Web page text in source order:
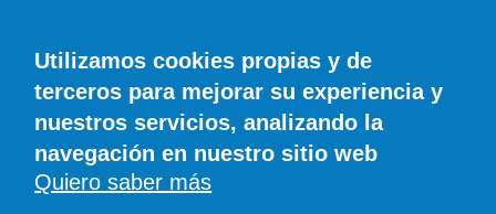
© SIROCO INFORMACIÓN SL | Tel. 828 081 655 | Móvil y WhatsApp 606 845
886 |info@diariodelanzarote.com
Utilizamos cookies propias y de
terceros para mejorar su experiencia y
nuestros servicios, analizando la
navegación en nuestro sitio web
Quiero saber más